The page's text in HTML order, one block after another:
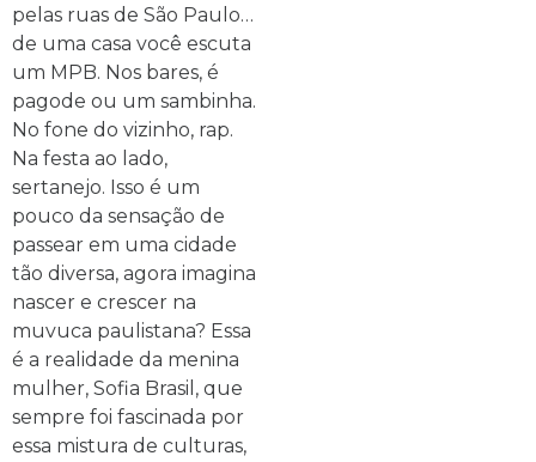
pelas ruas de São Paulo…
de uma casa você escuta
um MPB. Nos bares, é
pagode ou um sambinha.
No fone do vizinho, rap.
Na festa ao lado,
sertanejo. Isso é um
pouco da sensação de
passear em uma cidade
tão diversa, agora imagina
nascer e crescer na
muvuca paulistana? Essa
é a realidade da menina
mulher, Sofia Brasil, que
sempre foi fascinada por
essa mistura de culturas,